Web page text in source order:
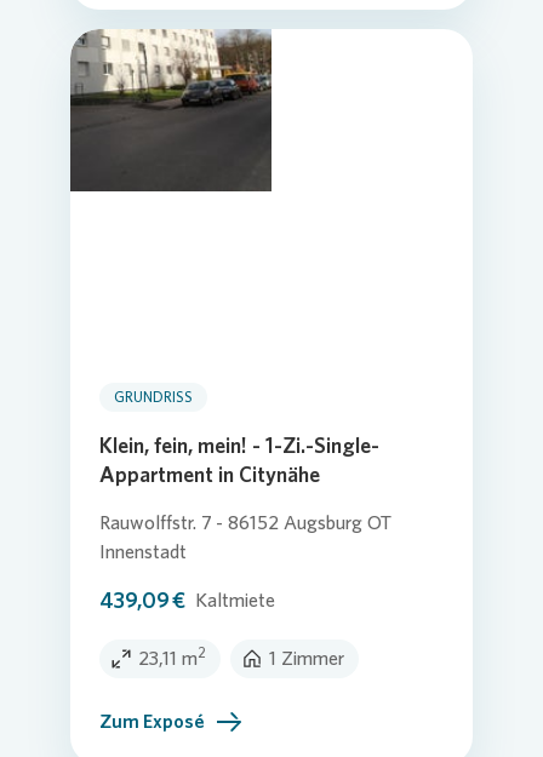
GRUNDRISS
Klein, fein, mein! - 1-Zi.-Single-
Appartment in Citynähe
Rauwolffstr. 7 - 86152 Augsburg OT
Innenstadt
439,09 € Kaltmiete
23,11 m2 1 Zimmer
Zum Exposé